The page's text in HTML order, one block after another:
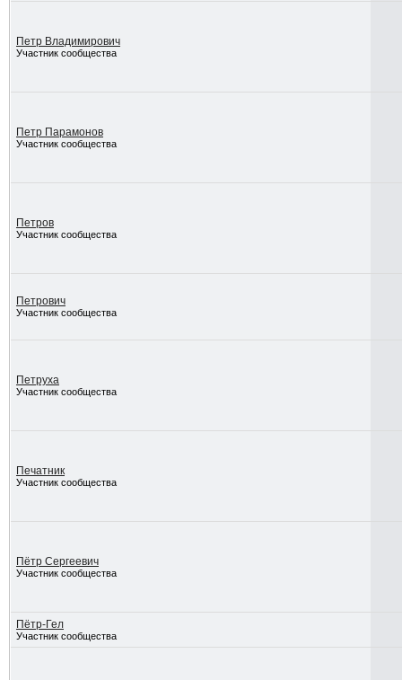
Петр Владимирович
Участник сообщества
Петр Парамонов
Участник сообщества
Петров
Участник сообщества
Петрович
Участник сообщества
Петруха
Участник сообщества
Печатник
Участник сообщества
Пётр Сергеевич
Участник сообщества
Пётр-Гел
Участник сообщества